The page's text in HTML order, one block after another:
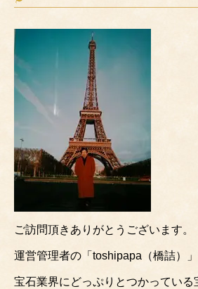
ご訪問頂きありがとうございます。
運営管理者の「toshipapa（橋詰）」
宝石業界にどっぷりとつかっている